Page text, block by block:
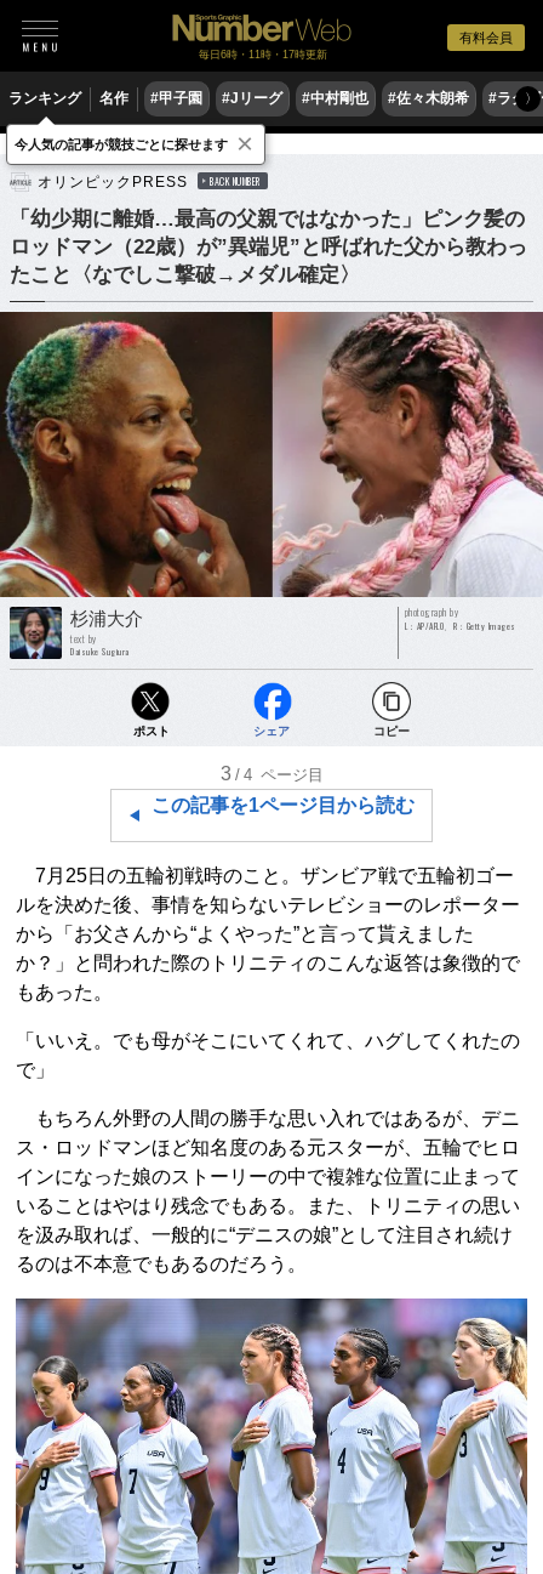
有料会員
毎日6時・11時・17時更新
ランキング 名作 #甲子園 #Jリーグ #中村剛也 #佐々木朗希 #ラグ〉
サッカー サッカー日本代表 NBA
オリンピックPRESS BACK NUMBER
「幼少期に離婚…最高の父親ではなかった」ピンク髪の
ロッドマン（22歳）が”異端児”と呼ばれた父から教わっ
たこと〈なでしこ撃破→メダル確定〉
杉浦大介
text by
Daisuke Sugiura
photograph by
L：AP/AFLO、R：Getty Images
ポスト シェア コピー
3 /4 ページ目
この記事を1ページ目から読む
7月25日の五輪初戦時のこと。ザンビア戦で五輪初ゴー
ルを決めた後、事情を知らないテレビショーのレポーター
から「お父さんから“よくやった”と言って貰えました
か？」と問われた際のトリニティのこんな返答は象徴的で
もあった。
「いいえ。でも母がそこにいてくれて、ハグしてくれたの
で」
もちろん外野の人間の勝手な思い入れではあるが、デニ
ス・ロッドマンほど知名度のある元スターが、五輪でヒロ
インになった娘のストーリーの中で複雑な位置に止まって
いることはやはり残念でもある。また、トリニティの思い
を汲み取れば、一般的に“デニスの娘”として注目され続け
るのは不本意でもあるのだろう。
今人気の記事が競技ごとに探せます ×